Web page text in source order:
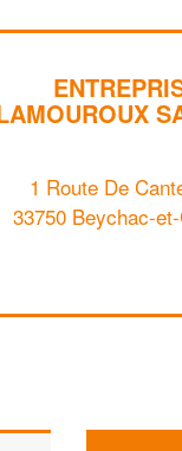
1 Route De
33750 Beychac-